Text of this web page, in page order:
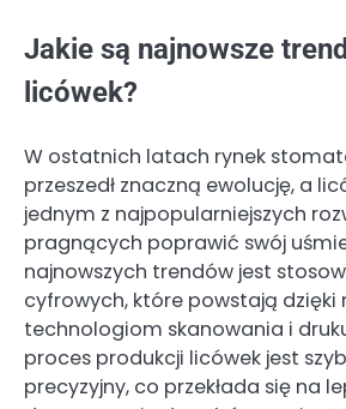
Jakie są najnowsze
licówek?
W ostatnich latach rynek
przeszedł znaczną ewolucję, a
jednym z najpopularniejszych
pragnących poprawić swój
najnowszych trendów jest
cyfrowych, które powstają dzięki
technologiom skanowania i
proces produkcji licówek jest
precyzyjny, co przekłada się na